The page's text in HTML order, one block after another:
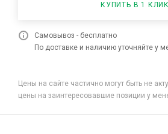
КУПИТЬ В 1 КЛИК
Самовывоз - бесплатно
По доставке и наличию уточняйте у
Цены на сайте частично могут быть не
цены на заинтересовавшие позиции у